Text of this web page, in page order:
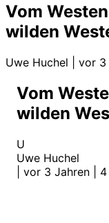
Vom
wilden
Uwe Huchel vor 3
Vom
wilden
U
Uwe Huchel
vor 3 Jahren